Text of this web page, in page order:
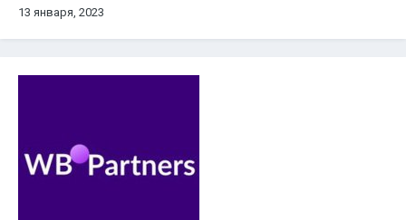
13 января, 2023